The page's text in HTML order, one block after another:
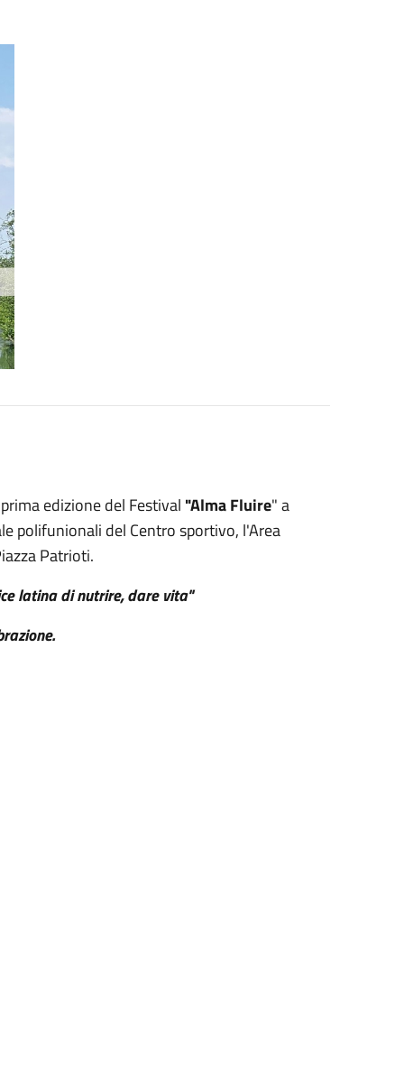
edizione del Festival "Alma Fluire" a
polifunionali del Centro sportivo, l'Area
Patrioti.
latina di nutrire, dare vita"